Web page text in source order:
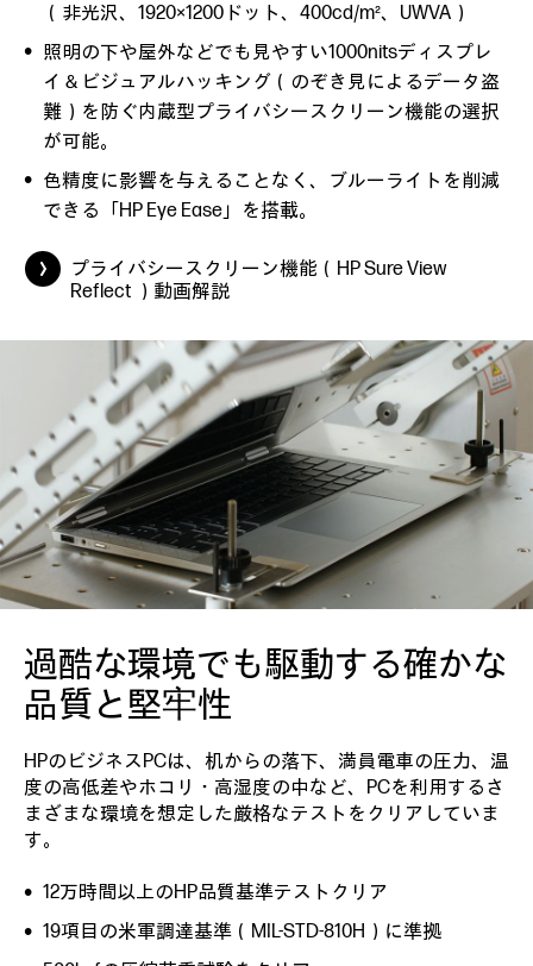
（非光沢、1920×1200ドット、400cd/m²、UWVA）
照明の下や屋外などでも見やすい1000nitsディスプレ
イ＆ビジュアルハッキング（のぞき見によるデータ盗
難）を防ぐ内蔵型プライバシースクリーン機能の選択
が可能。
色精度に影響を与えることなく、ブルーライトを削減
できる「HP Eye Ease」を搭載。
プライバシースクリーン機能（HP Sure View
Reflect ）動画解説
過酷な環境でも駆動する確かな
品質と堅牢性
HPのビジネスPCは、机からの落下、満員電車の圧力、温
度の高低差やホコリ・高湿度の中など、PCを利用するさ
まざまな環境を想定した厳格なテストをクリアしていま
す。
12万時間以上のHP品質基準テストクリア
19項目の米軍調達基準（MIL-STD-810H）に準拠